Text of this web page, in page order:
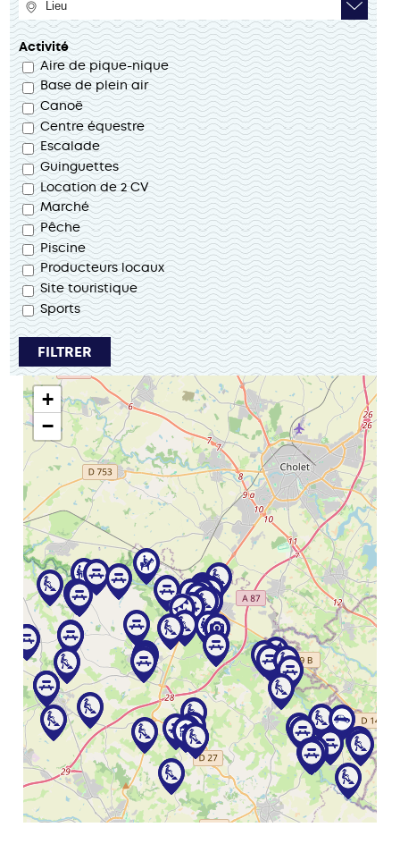
Activité
Aire de pique-nique
Base de plein air
Canoë
Centre équestre
Escalade
Guinguettes
Location de 2 CV
Marché
Pêche
Piscine
Producteurs locaux
Site touristique
Sports
+
−